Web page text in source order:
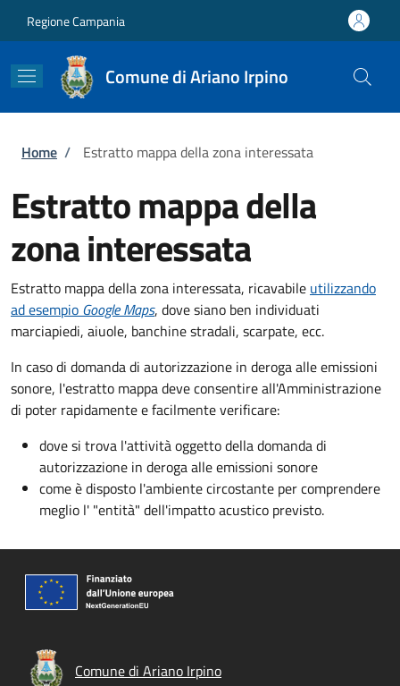
Regione Campania
Comune di Ariano Irpino
Briciole di pane
Home / Estratto mappa della zona interessata
Estratto mappa della
zona interessata
Estratto mappa della zona interessata, ricavabile utilizzando
ad esempio Google Maps, dove siano ben individuati
marciapiedi, aiuole, banchine stradali, scarpate, ecc.
In caso di domanda di autorizzazione in deroga alle emissioni
sonore, l'estratto mappa deve consentire all'Amministrazione
di poter rapidamente e facilmente verificare:
dove si trova l'attività oggetto della domanda di
autorizzazione in deroga alle emissioni sonore
come è disposto l'ambiente circostante per comprendere
meglio l' "entità" dell'impatto acustico previsto.
Comune di Ariano Irpino